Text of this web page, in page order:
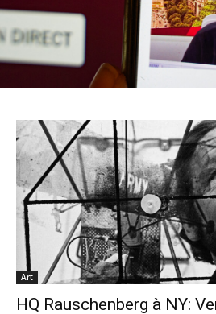
Art
HQ Rauschenberg à NY: